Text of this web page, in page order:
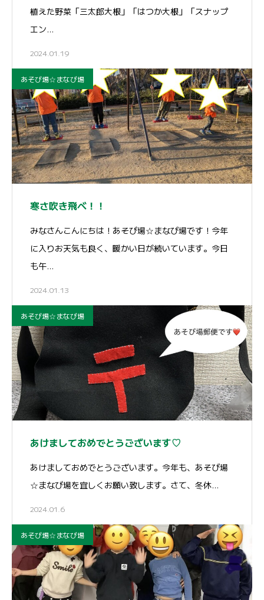
植えた野菜「三太郎大根」「はつか大根」「スナップ
エン…
2024.01.19
あそび場☆まなび場
寒さ吹き飛べ！！
みなさんこんにちは！あそび場☆まなび場です！今年
に入りお天気も良く、暖かい日が続いています。今日
も午…
2024.01.13
あそび場☆まなび場
あけましておめでとうございます♡
あけましておめでとうございます。今年も、あそび場
☆まなび場を宜しくお願い致します。さて、冬休…
2024.01.6
あそび場☆まなび場